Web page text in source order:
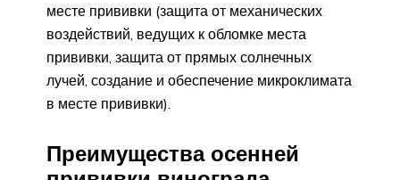
месте прививки (защита от механических
воздействий, ведущих к обломке места
прививки, защита от прямых солнечных
лучей, создание и обеспечение микроклимата
в месте прививки).
Преимущества осенней